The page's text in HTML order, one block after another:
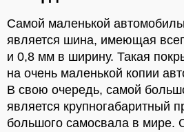
Самой маленькой
является шина, имеющая
и 0,8 мм в ширину. Такая
на очень маленькой копии
В свою очередь, самой
является крупногабаритный
большого самосвала в мире.